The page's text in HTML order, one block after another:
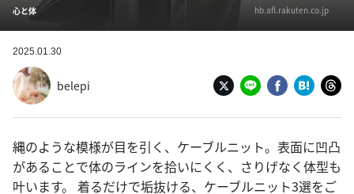
心と体 hb.afl.rakuten.co.jp
2025.01.30
belepi
縄のような模様が目を引く、ケーブルニット。表面に凹凸
があることで体のラインを拾いにくく、さりげなく体型も
叶います。 着るだけで垢抜ける、ケーブルニット3選をご